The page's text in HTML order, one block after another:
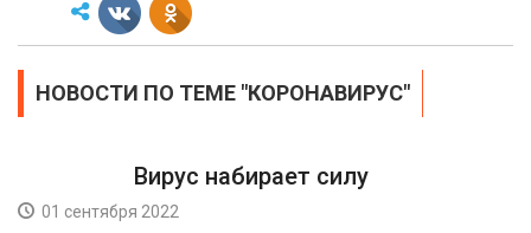
НОВОСТИ ПО ТЕМЕ "КОРОНАВИРУС"
Вирус набирает силу
01 сентября 2022